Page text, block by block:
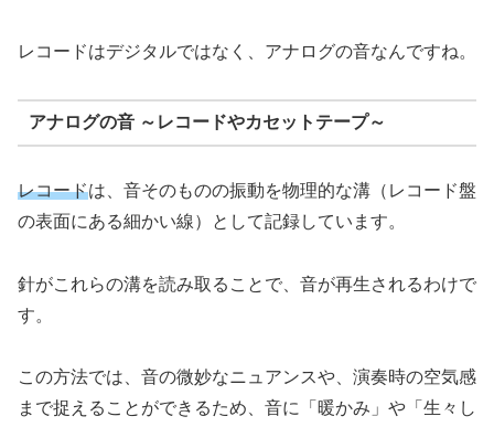
レコードはデジタルではなく、アナログの音なんですね。
アナログの音 ～レコードやカセットテープ～
レコードは、音そのものの振動を物理的な溝（レコード盤
の表面にある細かい線）として記録しています。
針がこれらの溝を読み取ることで、音が再生されるわけで
す。
この方法では、音の微妙なニュアンスや、演奏時の空気感
まで捉えることができるため、音に「暖かみ」や「生々し